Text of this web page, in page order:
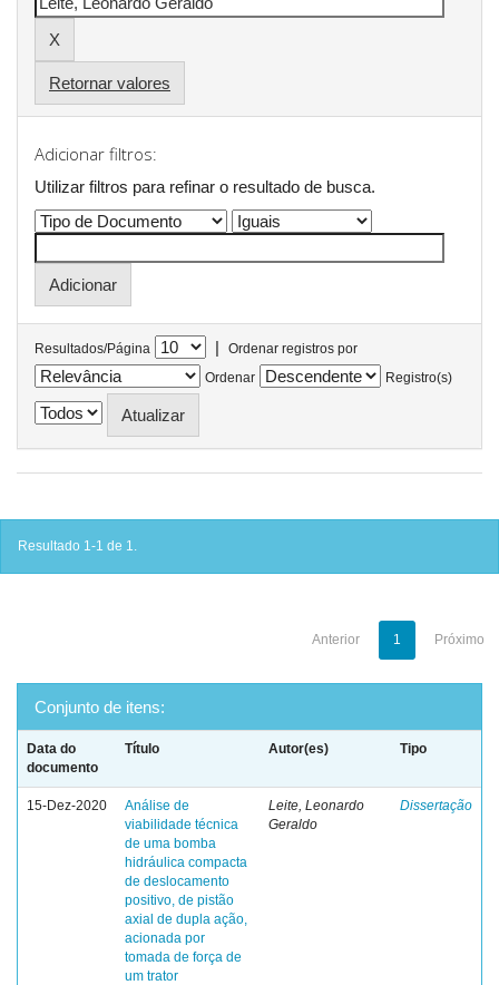
Retornar valores
Adicionar filtros:
Utilizar filtros para refinar o resultado de busca.
Resultados/Página |
Ordenar registros por
Ordenar
Registro(s)
Resultado 1-1 de 1.
Anterior 1 Próximo
Conjunto de itens:
Data do
documento
Título Autor(es) Tipo
15-Dez-2020
Análise de
viabilidade técnica
de uma bomba
hidráulica compacta
de deslocamento
positivo, de pistão
axial de dupla ação,
acionada por
tomada de força de
um trator
Leite, Leonardo
Geraldo
Dissertação